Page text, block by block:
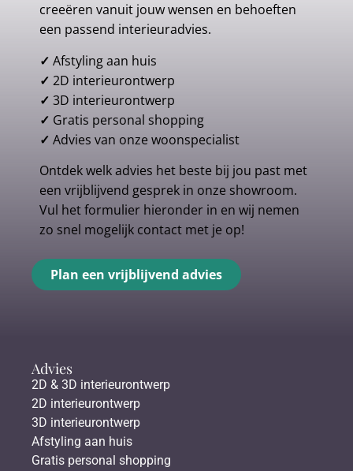
creeëren vanuit jouw wensen en behoeften
een passend interieuradvies.
✓ Afstyling aan huis
✓ 2D interieurontwerp
✓ 3D interieurontwerp
✓ Gratis personal shopping
✓ Advies van onze woonspecialist
Ontdek welk advies het beste bij jou past met
een vrijblijvend gesprek in onze showroom.
Vul het formulier hieronder in en wij nemen
zo snel mogelijk contact met je op!
Plan een vrijblijvend advies
Advies
2D & 3D interieurontwerp
2D interieurontwerp
3D interieurontwerp
Afstyling aan huis
Gratis personal shopping